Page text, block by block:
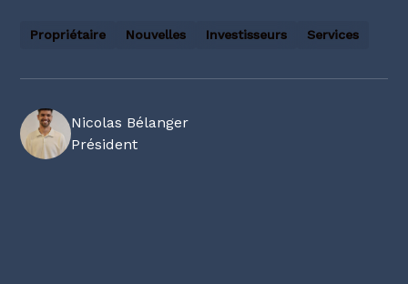
Propriétaire Nouvelles Investisseurs Services
Nicolas Bélanger
Président